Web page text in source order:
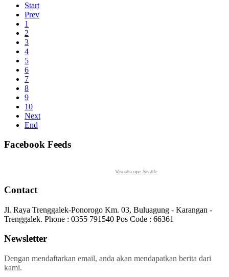
Start
Prev
1
2
3
4
5
6
7
8
9
10
Next
End
Facebook Feeds
Visualscope Seattle
Contact
Jl. Raya Trenggalek-Ponorogo Km. 03, Buluagung - Karangan -
Trenggalek. Phone : 0355 791540 Pos Code : 66361
Newsletter
Dengan mendaftarkan email, anda akan mendapatkan berita dari
kami.